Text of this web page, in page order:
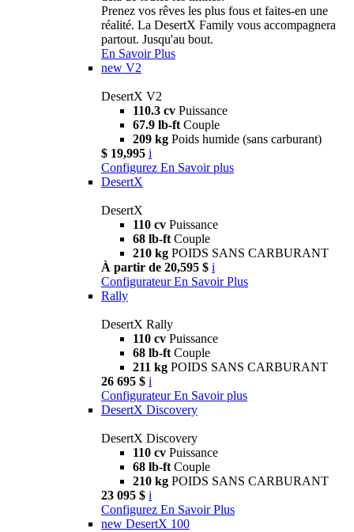
Prenez vos rêves les plus fous et faites-en une
réalité. La DesertX Family vous accompagnera
partout. Jusqu'au bout.
En Savoir Plus
new V2
DesertX V2
110.3 cv Puissance
67.9 lb-ft Couple
209 kg Poids humide (sans carburant)
$ 19,995 i
Configurez En Savoir plus
DesertX
DesertX
110 cv Puissance
68 lb-ft Couple
210 kg POIDS SANS CARBURANT
À partir de 20,595 $ i
Configurateur En Savoir Plus
Rally
DesertX Rally
110 cv Puissance
68 lb-ft Couple
211 kg POIDS SANS CARBURANT
26 695 $ i
Configurateur En Savoir plus
DesertX Discovery
DesertX Discovery
110 cv Puissance
68 lb-ft Couple
210 kg POIDS SANS CARBURANT
23 095 $ i
Configurez En Savoir Plus
new DesertX 100